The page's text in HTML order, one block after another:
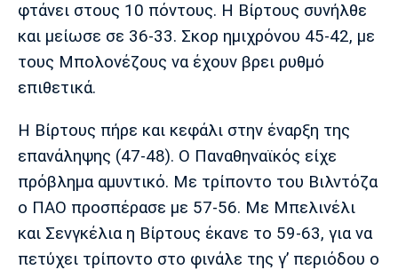
Μπορούσια
Ντόρτμουντ
Παρί Σεν
Ζερμέν
Μαρσέιγ
Μονακό
Αστέρας
Τότεναμ
Μπενφίκα
φτάνει στους 10 πόντους. Η Βίρτους συνήλθε
και μείωσε σε 36-33. Σκορ ημιχρόνου 45-42, με
τους Μπολονέζους να έχουν βρει ρυθμό
επιθετικά.
Η Βίρτους πήρε και κεφάλι στην έναρξη της
επανάληψης (47-48). O Παναθηναϊκός είχε
πρόβλημα αμυντικό. Με τρίποντο του Βιλντόζα
ο ΠΑΟ προσπέρασε με 57-56. Με Μπελινέλι
και Σενγκέλια η Βίρτους έκανε το 59-63, για να
πετύχει τρίποντο στο φινάλε της γ’ περιόδου ο